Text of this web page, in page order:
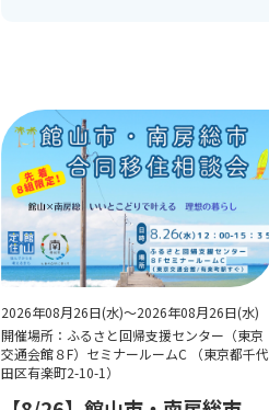
2026年08月26日(水)～2026年08月26日(水)
開催場所：ふるさと回帰支援センター（東京
交通会館８F）セミナールームC （東京都千代
田区有楽町2-10-1）